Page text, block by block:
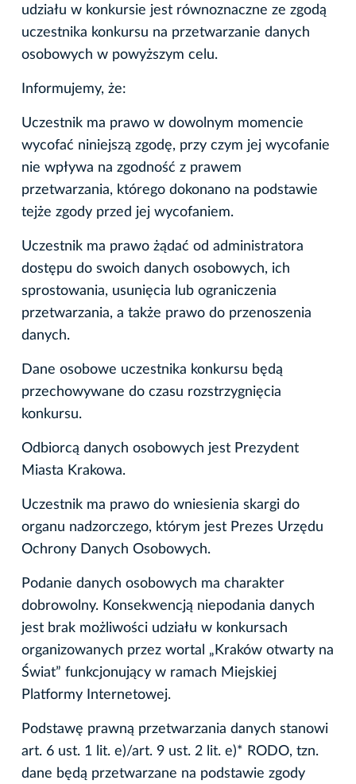
udziału w konkursie jest równoznaczne ze zgodą
uczestnika konkursu na przetwarzanie danych
osobowych w powyższym celu.
Informujemy, że:
Uczestnik ma prawo w dowolnym momencie
wycofać niniejszą zgodę, przy czym jej wycofanie
nie wpływa na zgodność z prawem
przetwarzania, którego dokonano na podstawie
tejże zgody przed jej wycofaniem.
Uczestnik ma prawo żądać od administratora
dostępu do swoich danych osobowych, ich
sprostowania, usunięcia lub ograniczenia
przetwarzania, a także prawo do przenoszenia
danych.
Dane osobowe uczestnika konkursu będą
przechowywane do czasu rozstrzygnięcia
konkursu.
Odbiorcą danych osobowych jest Prezydent
Miasta Krakowa.
Uczestnik ma prawo do wniesienia skargi do
organu nadzorczego, którym jest Prezes Urzędu
Ochrony Danych Osobowych.
Podanie danych osobowych ma charakter
dobrowolny. Konsekwencją niepodania danych
jest brak możliwości udziału w konkursach
organizowanych przez wortal „Kraków otwarty na
Świat” funkcjonujący w ramach Miejskiej
Platformy Internetowej.
Podstawę prawną przetwarzania danych stanowi
art. 6 ust. 1 lit. e)/art. 9 ust. 2 lit. e)* RODO, tzn.
dane będą przetwarzane na podstawie zgody